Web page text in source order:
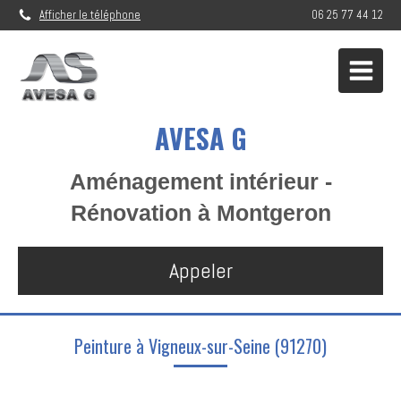
Afficher le téléphone 06 25 77 44 12
AVESA G
Aménagement intérieur -
Rénovation à Montgeron
Appeler
Peinture à Vigneux-sur-Seine (91270)